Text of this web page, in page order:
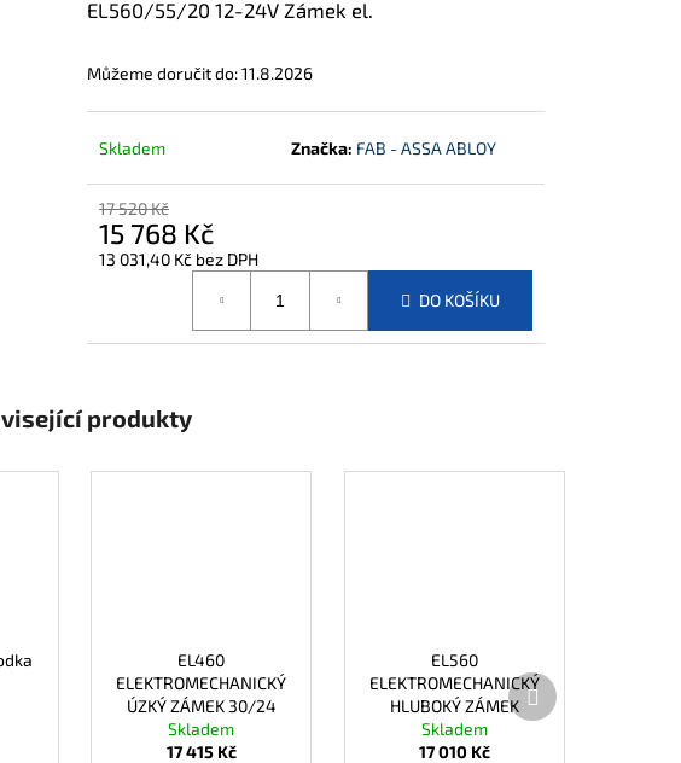
EL560/55/20 12-24V Zámek el.
Můžeme doručit do:11.8.2026
Skladem Značka: FAB - ASSA ABLOY
17 520 Kč
15 768 Kč
13 031,40 Kč bez DPH
DO KOŠÍKU
produkty
EL460
ELEKTROMECHANICKÝ
ÚZKÝ ZÁMEK 30/24
Skladem
17 415 Kč
EL560
ELEKTROMECHANICKÝ
HLUBOKÝ ZÁMEK
60/20
Skladem
17 010 Kč
Další
produkt